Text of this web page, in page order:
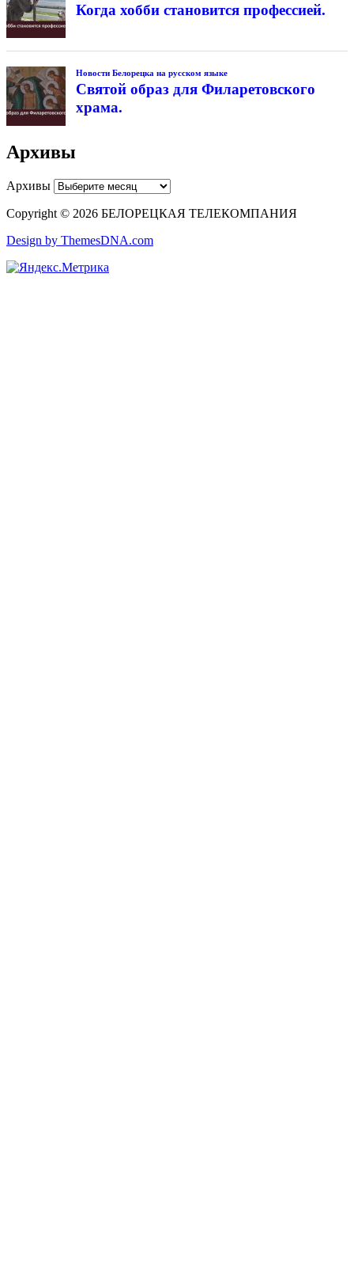
Когда хобби становится профессией.
Новости Белорецка на русском языке
Святой образ для Филаретовского
храма.
Архивы
Архивы
Copyright © 2026 БЕЛОРЕЦКАЯ ТЕЛЕКОМПАНИЯ
Design by ThemesDNA.com